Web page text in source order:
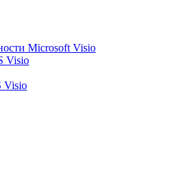
Microsoft Visio
Visio
Visio